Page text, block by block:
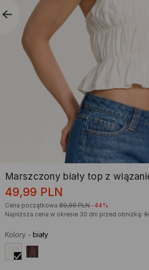
Marszczony biały top z
49,99 PLN
Cena początkowa 89,99 PLN -44%
Najniższa cena w okresie 30 dni przed obniżką:
Kolory - biały